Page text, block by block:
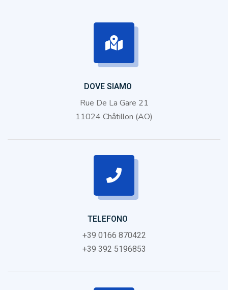
DOVE SIAMO
Rue De La Gare 21
11024 Châtillon (AO)
TELEFONO
+39 0166 870422
+39 392 5196853‬